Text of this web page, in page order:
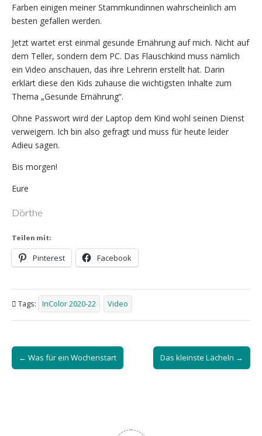
Farben einigen meiner Stammkundinnen wahrscheinlich am
besten gefallen werden.
Jetzt wartet erst einmal gesunde Ernährung auf mich. Nicht auf
dem Teller, sondern dem PC. Das Flauschkind muss nämlich
ein Video anschauen, das ihre Lehrerin erstellt hat. Darin
erklärt diese den Kids zuhause die wichtigsten Inhalte zum
Thema „Gesunde Ernährung“.
Ohne Passwort wird der Laptop dem Kind wohl seinen Dienst
verweigern. Ich bin also gefragt und muss für heute leider
Adieu sagen.
Bis morgen!
Eure
Dörthe
Teilen mit:
Pinterest Facebook
Tags: InColor 2020-22 Video
Post
navigation
← Was für ein Wochenstart Das kleinste Lächeln →